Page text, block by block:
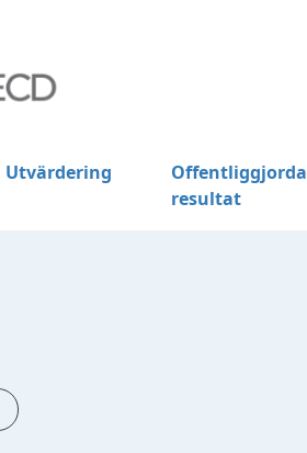
Utvärdering
Offentliggjorda
resultat